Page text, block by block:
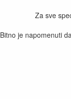
Za sve
Bitno je napomenuti